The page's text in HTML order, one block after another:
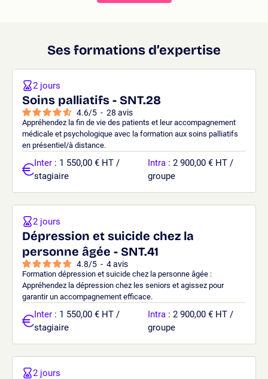
Ses formations d’expertise
Soins palliatifs - SNT.28
4.6/5 - 28 avis
Appréhendez la fin de vie des patients et leur accompagnement
médicale et psychologique avec la formation aux soins palliatifs
en présentiel/à distance.
2 jours
Inter : 1 550,00 € HT /
stagiaire
Intra : 2 900,00 € HT /
groupe
Dépression et suicide chez la
personne âgée - SNT.41
4.8/5 - 4avis
Formation dépression et suicide chez la personne âgée :
Appréhendez la dépression chez les seniors et agissez pour
garantir un accompagnement efficace.
2 jours
Inter : 1 550,00 € HT /
stagiaire
Intra : 2 900,00 € HT /
groupe
2 jours